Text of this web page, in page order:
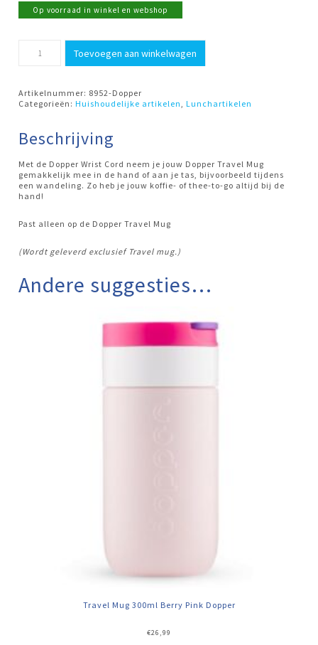
Op voorraad in winkel en webshop
-
Cherry
aantal
Toevoegen aan winkelwagen
Artikelnummer: 8952-Dopper
Categorieën:Huishoudelijke artikelen ,Lunchartikelen
Beschrijving
Met de Dopper Wrist Cord neem je jouw Dopper Travel Mug
gemakkelijk mee in de hand of aan je tas, bijvoorbeeld tijdens
een wandeling. Zo heb je jouw koffie- of thee-to-go altijd bij de
hand!
Past alleen op de Dopper Travel Mug
(Wordt geleverd exclusief Travel mug.)
Andere suggesties…
Travel Mug 300ml Berry Pink Dopper
€26,99